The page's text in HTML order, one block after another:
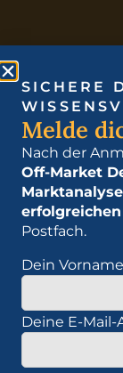
Bau Dir ein
Erfahre mehr
nutzen kannst.
Immobilien
Zum
Download
SICHERE
Melde
Nach der
Off-Market
Postfach.
Dein
Deine E-Mail-